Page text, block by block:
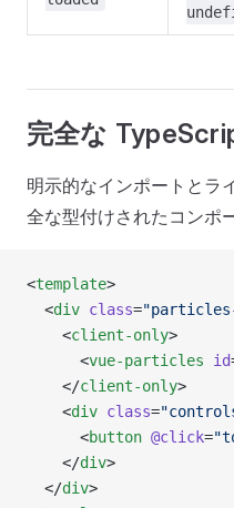
完全な
明示的なインポートとラ
全な型付けされたコンポ
<template>
  <
div class=
    <
client-only>
      <
vue-particles id
    </
client-only>
    <
div class=
      <
button @click=
    </
div>
  </
div>